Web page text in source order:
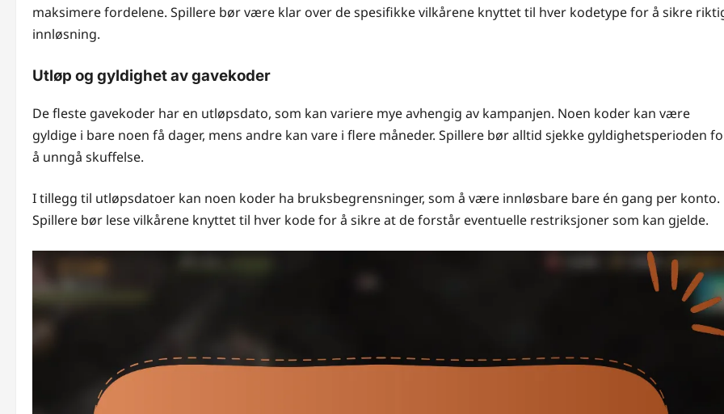
maksimere fordelene. Spillere bør være klar over de spesifikke vilkårene knyttet til hver kodetype for å sikre
innløsning.
Utløp og gyldighet av gavekoder
De fleste gavekoder har en utløpsdato, som kan variere mye avhengig av kampanjen. Noen koder kan være
gyldige i bare noen få dager, mens andre kan vare i flere måneder. Spillere bør alltid sjekke gyldighetsperioden
å unngå skuffelse.
I tillegg til utløpsdatoer kan noen koder ha bruksbegrensninger, som å være innløsbare bare én gang per konto.
Spillere bør lese vilkårene knyttet til hver kode for å sikre at de forstår eventuelle restriksjoner som kan gjelde.